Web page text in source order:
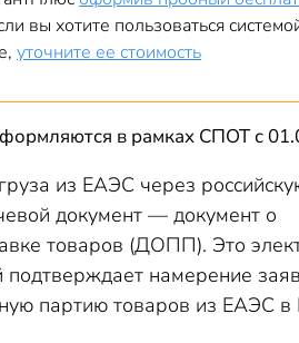
вы хотите пользоваться
уточните ее стоимость
в рамках СПОТ с
из ЕАЭС через
документ — документ о
товаров (ДОПП). Это
подтверждает намерение
партию товаров из ЕАЭС в